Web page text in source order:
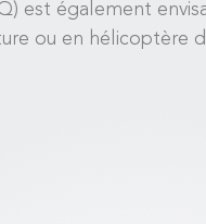
est également
ou en hélicoptère